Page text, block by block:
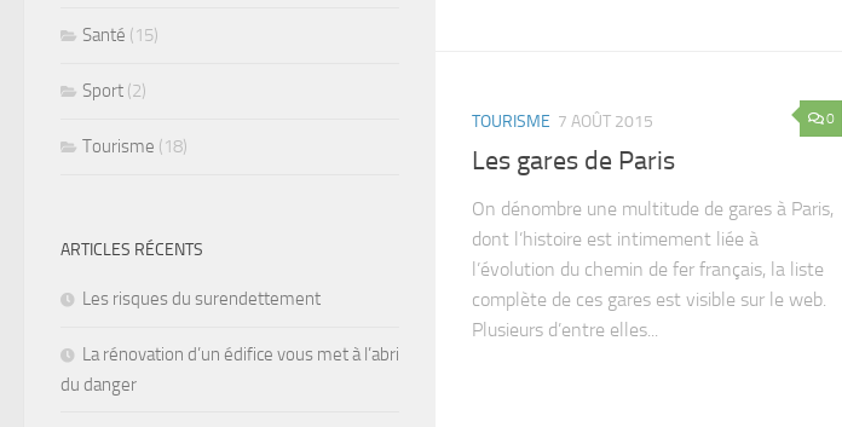
0
TOURISME 7 AOÛT 2015
Les gares de Paris
On dénombre une multitude de gares à Paris,
dont l’histoire est intimement liée à
l’évolution du chemin de fer français, la liste
complète de ces gares est visible sur le web.
Plusieurs d’entre elles...
Santé (15)
Sport (2)
Tourisme (18)
ARTICLES RÉCENTS
Les risques du surendettement
La rénovation d’un édifice vous met à l’abri
du danger